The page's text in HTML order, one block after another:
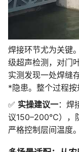
焊接环节尤为关键
级超声检测，对门
实测发现一处焊缝
*隐患。整个过程按
✅ 实操建议一：焊
议150–200℃），
严格控制层间温度。